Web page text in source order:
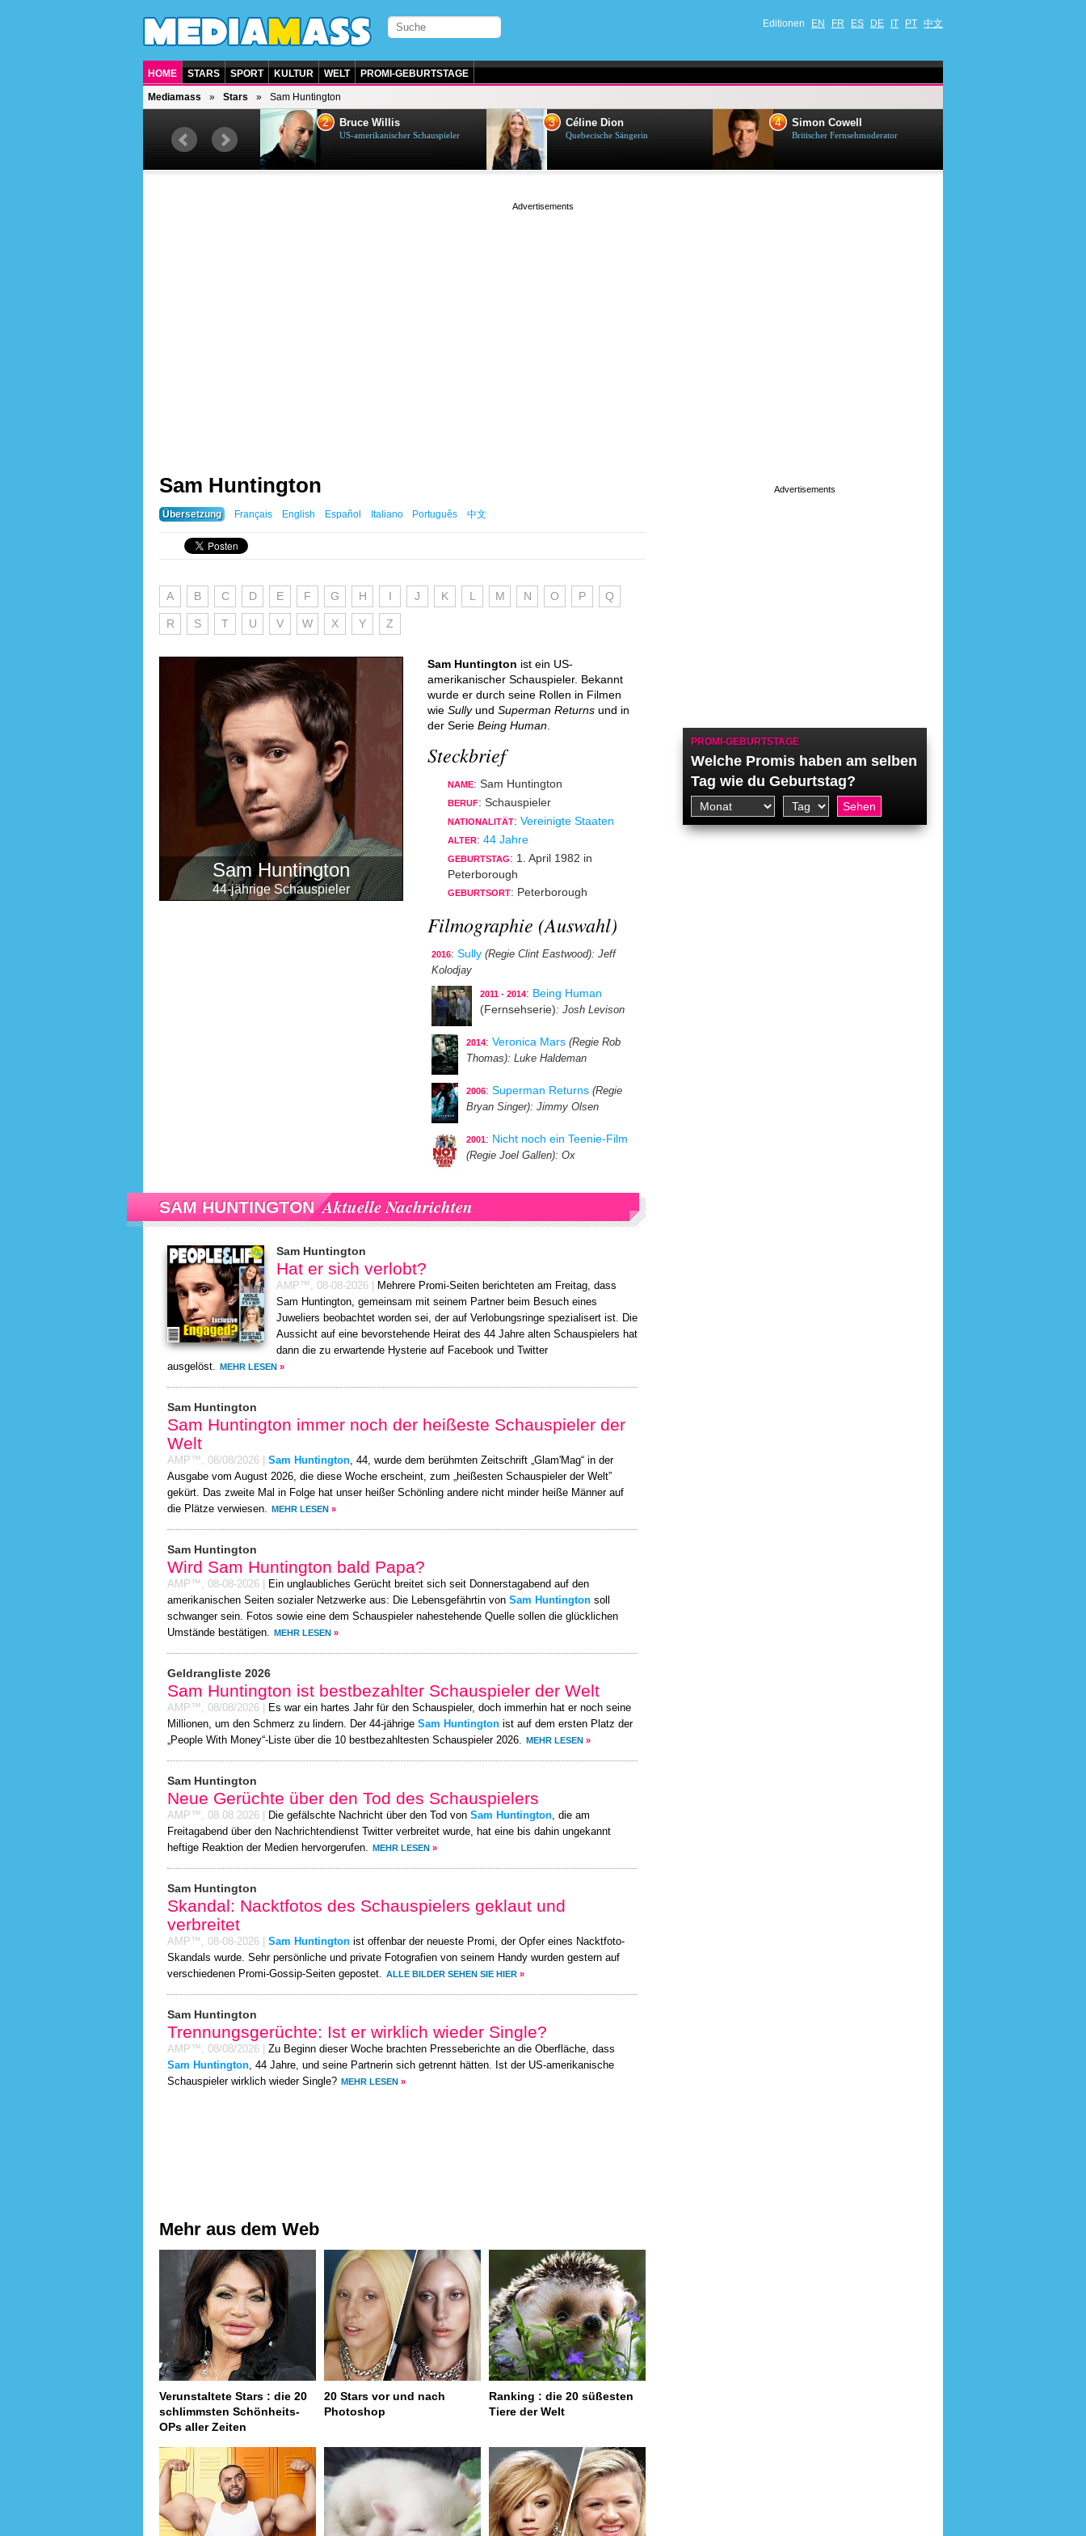
Editionen EN FR ES DE IT PT 中文
HOME STARS SPORT KULTUR WELT PROMI-GEBURTSTAGE
Mediamass Stars Sam Huntington
Deutsche Sängerin
2 Bruce Willis
US-amerikanischer Schauspieler
3 Céline Dion
Quebecische Sängerin
4 Simon Cowell
Britischer Fernsehmoderator
Sam Huntington
Übersetzung Français English Español Italiano Português 中文
A B C D E F G H I J K L M N O P Q
R S T U V W X Y Z
Sam Huntington
44-jährige Schauspieler
Sam Huntington ist ein US-
amerikanischer Schauspieler. Bekannt
wurde er durch seine Rollen in Filmen
wie Sullyund Superman Returns und in
der Serie Being Human
Steckbrief
NAME: Sam Huntington
BERUF: Schauspieler
NATIONALITÄT: Vereinigte Staaten
ALTER: 44 Jahre
GEBURTSTAG: 1. April 1982 in
Peterborough
GEBURTSORT: Peterborough
Filmographie (Auswahl)
2016: Sully (Regie Clint Eastwood): Jeff
Kolodjay
2011 - 2014: Being Human
(Fernsehserie): Josh Levison
2014: Veronica Mars (Regie Rob
Thomas): Luke Haldeman
2006: Superman Returns (Regie
Bryan Singer): Jimmy Olsen
2001: Nicht noch ein Teenie-Film
(Regie Joel Gallen): Ox
SAM HUNTINGTON Aktuelle Nachrichten
Sam Huntington
Hat er sich verlobt?
AMP™, 08-08-2026
Mehrere Promi-Seiten berichteten am Freitag, dass
Sam Huntington, gemeinsam mit seinem Partner beim Besuch eines
Juweliers beobachtet worden sei, der auf Verlobungsringe spezialisert ist. Die
Aussicht auf eine bevorstehende Heirat des 44 Jahre alten Schauspielers hat
dann die zu erwartende Hysterie auf Facebook und Twitter
ausgelöst. MEHR LESEN »
Sam Huntington
Sam Huntington immer noch der heißeste Schauspieler der
Welt
AMP™, 08/08/2026 Sam Huntington, 44, wurde dem berühmten Zeitschrift „Glam'Mag“ in der
Ausgabe vom August 2026, die diese Woche erscheint, zum „heißesten Schauspieler der Welt”
gekürt. Das zweite Mal in Folge hat unser heißer Schönling andere nicht minder heiße Männer auf
die Plätze verwiesen. MEHR LESEN »
Sam Huntington
Wird Sam Huntington bald Papa?
AMP™, 08-08-2026
Ein unglaubliches Gerücht breitet sich seit Donnerstagabend auf den
amerikanischen Seiten sozialer Netzwerke aus: Die Lebensgefährtin von Sam Huntington soll
schwanger sein. Fotos sowie eine dem Schauspieler nahestehende Quelle sollen die glücklichen
Umstände bestätigen. MEHR LESEN »
Geldrangliste 2026
Sam Huntington ist bestbezahlter Schauspieler der Welt
AMP™, 08/08/2026
Es war ein hartes Jahr für den Schauspieler, doch immerhin hat er noch seine
Millionen, um den Schmerz zu lindern. Der 44-jährige Sam Huntington ist auf dem ersten Platz der
„People With Money“-Liste über die 10 bestbezahltesten Schauspieler 2026. MEHR LESEN »
Sam Huntington
Neue Gerüchte über den Tod des Schauspielers
AMP™, 08.08.2026 Die gefälschte Nachricht über den Tod von Sam Huntington, die am
Freitagabend über den Nachrichtendienst Twitter verbreitet wurde, hat eine bis dahin ungekannt
heftige Reaktion der Medien hervorgerufen. MEHR LESEN »
Sam Huntington
Skandal: Nacktfotos des Schauspielers geklaut und
verbreitet
AMP™, 08-08-2026 Sam Huntington ist offenbar der neueste Promi, der Opfer eines Nacktfoto-
Skandals wurde. Sehr persönliche und private Fotografien von seinem Handy wurden gestern auf
verschiedenen Promi-Gossip-Seiten gepostet. ALLE BILDER SEHEN SIE HIER »
Sam Huntington
Trennungsgerüchte: Ist er wirklich wieder Single?
AMP™, 08/08/2026
Zu Beginn dieser Woche brachten Presseberichte an die Oberfläche, dass
Sam Huntington, 44 Jahre, und seine Partnerin sich getrennt hätten. Ist der US-amerikanische
Schauspieler wirklich wieder Single? MEHR LESEN »
Mehr aus dem Web
Verunstaltete Stars : die 20
schlimmsten Schönheits-
OPs aller Zeiten
20 Stars vor und nach
Photoshop
Ranking : die 20 süßesten
Tiere der Welt
PROMI-GEBURTSTAGE
Welche Promis haben am selben
Tag wie du Geburtstag?